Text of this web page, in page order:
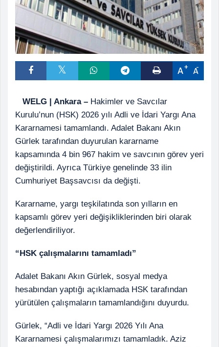
A A
WELG | Ankara – Hakimler ve Savcılar
Kurulu’nun (HSK) 2026 yılı Adli ve İdari Yargı Ana
Kararnamesi tamamlandı. Adalet Bakanı Akın
Gürlek tarafından duyurulan kararname
kapsamında 4 bin 967 hakim ve savcının görev yeri
değiştirildi. Ayrıca Türkiye genelinde 33 ilin
Cumhuriyet Başsavcısı da değişti.
Kararname, yargı teşkilatında son yılların en
kapsamlı görev yeri değişikliklerinden biri olarak
değerlendiriliyor.
“HSK çalışmalarını tamamladı”
Adalet Bakanı Akın Gürlek, sosyal medya
hesabından yaptığı açıklamada HSK tarafından
yürütülen çalışmaların tamamlandığını duyurdu.
Gürlek, “Adli ve İdari Yargı 2026 Yılı Ana
Kararnamesi çalışmalarımızı tamamladık. Aziz